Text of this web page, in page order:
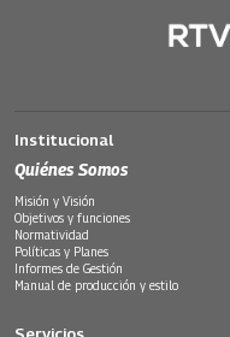
Institucional
Quiénes Somos
Misión y Visión
Objetivos y funciones
Normatividad
Políticas y Planes
Informes de Gestión
Manual de producción y estilo